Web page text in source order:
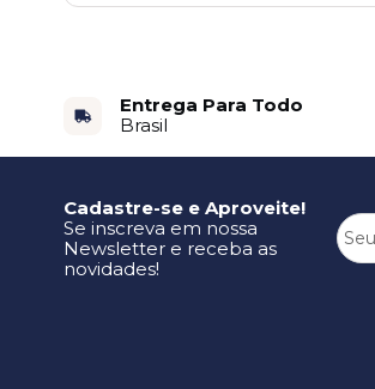
Entrega Para Todo
Brasil
Cadastre-se e Aproveite!
Se inscreva em nossa
Newsletter e receba as
novidades!